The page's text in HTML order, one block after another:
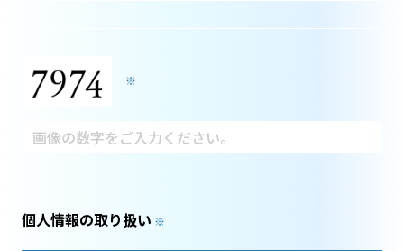
※
個人情報の取り扱い ※